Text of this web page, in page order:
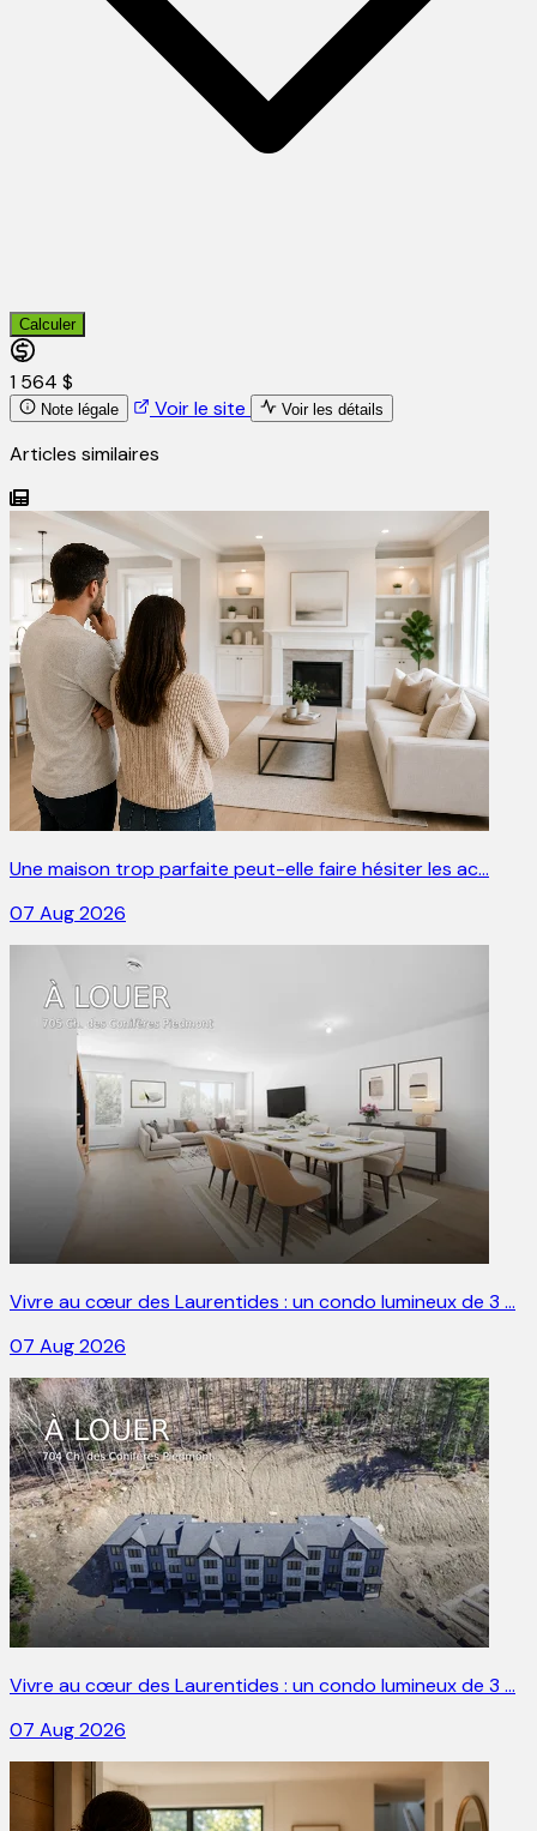
Calculer
1 564 $
Note légale Voir le site Voir les détails
Articles similaires
Une maison trop parfaite peut-elle faire hésiter les ac…
07 Aug 2026
Vivre au cœur des Laurentides : un condo lumineux de 3 …
07 Aug 2026
Vivre au cœur des Laurentides : un condo lumineux de 3 …
07 Aug 2026